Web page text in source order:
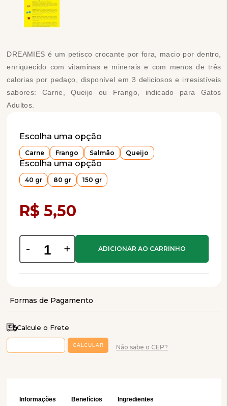
DREAMIES é um petisco crocante por fora, macio por dentro,
enriquecido com vitaminas e minerais e com menos de três
calorias por pedaço, disponível em 3 deliciosos e irresistíveis
sabores: Carne, Queijo ou Frango, indicado para Gatos
Adultos.
Escolha uma opção
Carne Frango Salmão Queijo
Escolha uma opção
40 gr 80 gr 150 gr
R$ 5,50
- +
Calcule o Frete
Não sabe o CEP?
Informações Benefícios Ingredientes